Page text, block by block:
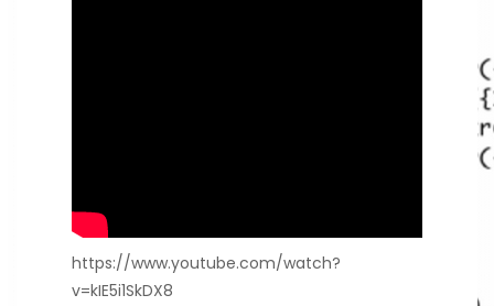
https://www.youtube.com/watch?
v=kIE5i1SkDX8